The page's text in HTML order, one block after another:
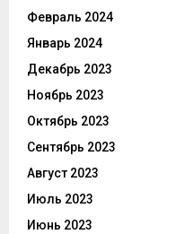
Февраль 2024
Январь 2024
Декабрь 2023
Ноябрь 2023
Октябрь 2023
Сентябрь 2023
Август 2023
Июль 2023
Июнь 2023